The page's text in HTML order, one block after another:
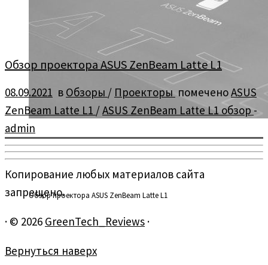
Обзор проектора ASUS ZenBeam Latte L1
Обзор проектора ASUS ZenBeam Latte L1
08.09.2021 в Обзоры / Проекторы помеченоASUS
ZenBeam Latte L1 /ASUS ZenBeam Latte L1 обзор -
admin
Копирование любых материалов сайта
запрещено.
· © 2026 GreenTech_Reviews ·
Вернуться наверх